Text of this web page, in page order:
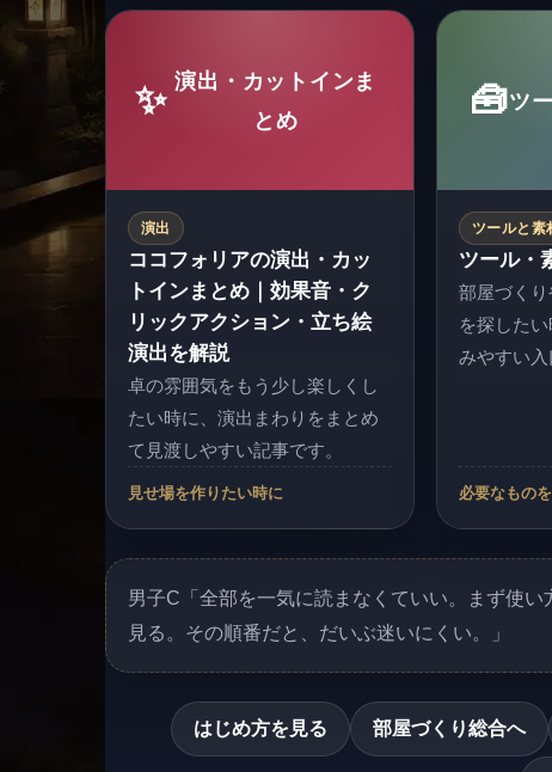
✨ 演出・カットインま
とめ
演出
ココフォリアの演出・カッ
トインまとめ｜効果音・ク
リックアクション・立ち絵
演出を解説
卓の雰囲気をもう少し楽しくし
たい時に、演出まわりをまとめ
て見渡しやすい記事です。
見せ場を作りたい時に
🧰ツ
ツールと素
ツール・
部屋づく
を探した
みやすい入
必要なもの
男子C「全部を一気に読まなくていい。まず使
見る。その順番だと、だいぶ迷いにくい。」
はじめ方を見る 部屋づくり総合へ